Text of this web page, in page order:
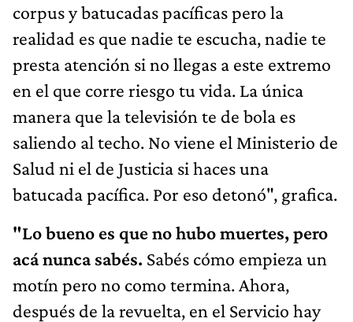
corpus y batucadas pacíficas pero la
realidad es que nadie te escucha, nadie te
presta atención si no llegas a este extremo
en el que corre riesgo tu vida. La única
manera que la televisión te de bola es
saliendo al techo. No viene el Ministerio de
Salud ni el de Justicia si haces una
batucada pacífica. Por eso detonó", grafica.
"Lo bueno es que no hubo muertes, pero
acá nunca sabés. Sabés cómo empieza un
motín pero no como termina. Ahora,
después de la revuelta, en el Servicio hay